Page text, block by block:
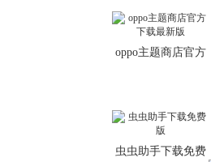
oppo主题商店官方
虫虫助手下载免费